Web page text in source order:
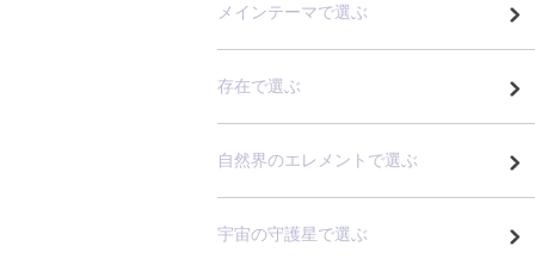
メインテーマで選ぶ
存在で選ぶ
自然界のエレメントで選ぶ
宇宙の守護星で選ぶ